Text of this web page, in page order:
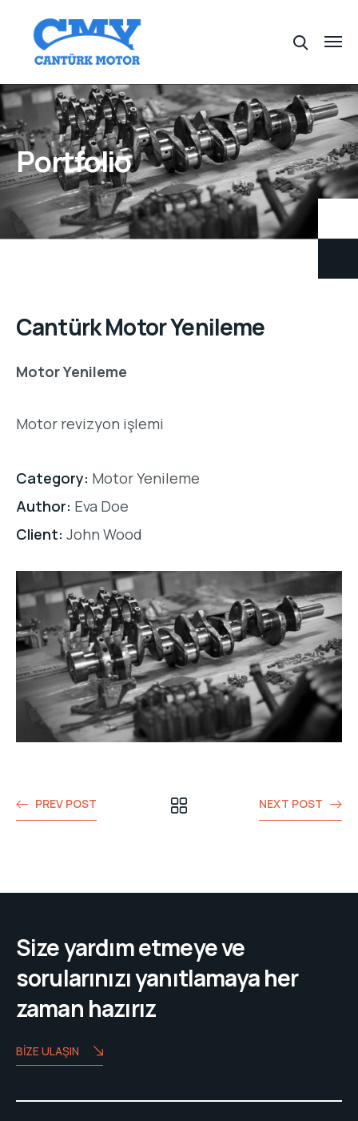
Portfolio
Cantürk Motor Yenileme
Motor Yenileme
Motor revizyon işlemi
Category: Motor Yenileme
Author: Eva Doe
Client: John Wood
PREV POST NEXT POST
Size yardım etmeye ve
sorularınızı yanıtlamaya her
zaman hazırız
BIZE ULAŞIN